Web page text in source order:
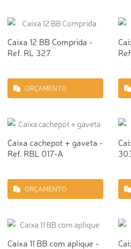
Caixa 12 BB Comprida -
Ref. RL 327
ORÇAMENTO
Caixa cachepot + gaveta -
Ref. RBL 017-A
ORÇAMENTO
Caixa 11 BB com aplique -